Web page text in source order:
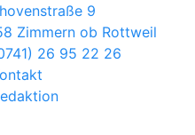
9
Zimmern ob Rottweil
26 95 22 26